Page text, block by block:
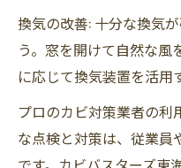
換気の改善: 十分な換気
う。窓を開けて自然な
に応じて換気装置を活用
プロのカビ対策業者の利
な点検と対策は、従業員